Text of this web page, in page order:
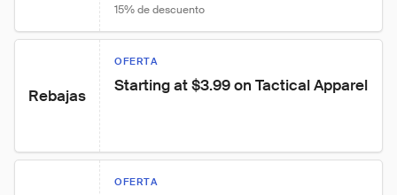
15% de descuento
Rebajas
OFERTA
Starting at $3.99 on Tactical Apparel
OFERTA